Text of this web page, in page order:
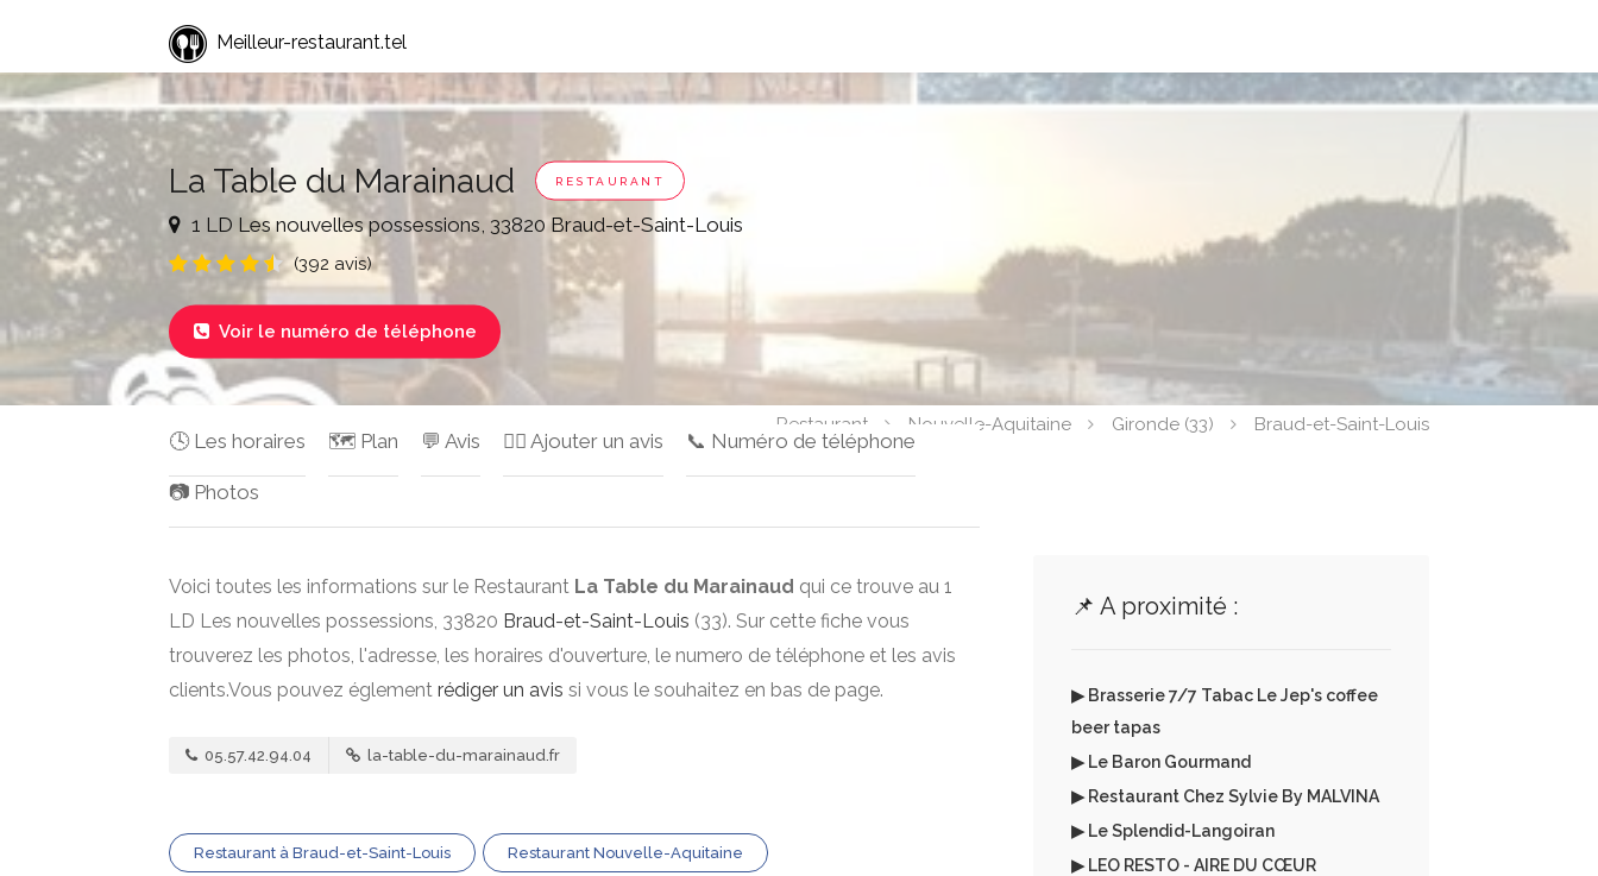
Meilleur-restaurant.tel
La Table du Marainaud RESTAURANT
1 LD Les nouvelles possessions, 33820 Braud-et-Saint-Louis
(392 avis)
 Voir le numéro de téléphone
Restaurant Nouvelle-Aquitaine Gironde (33) Braud-et-Saint-Louis
🕓 Les horaires 🗺️ Plan 💬 Avis ✍🏻 Ajouter un avis 📞 Numéro de téléphone
📷 Photos
Voici toutes les informations sur le Restaurant La Table du Marainaud qui ce trouve au 1
LD Les nouvelles possessions, 33820 Braud-et-Saint-Louis (33). Sur cette fiche vous
trouverez les photos, l'adresse, les horaires d'ouverture, le numero de téléphone et les avis
clients.Vous pouvez églement rédiger un avis si vous le souhaitez en bas de page.
05.57.42.94.04 la-table-du-marainaud.fr
Restaurant à Braud-et-Saint-Louis Restaurant Nouvelle-Aquitaine
📌 A proximité :
▶ Brasserie 7/7 Tabac Le Jep's coffee
beer tapas
▶ Le Baron Gourmand
▶ Restaurant Chez Sylvie By MALVINA
▶ Le Splendid-Langoiran
▶ LEO RESTO - AIRE DU CŒUR